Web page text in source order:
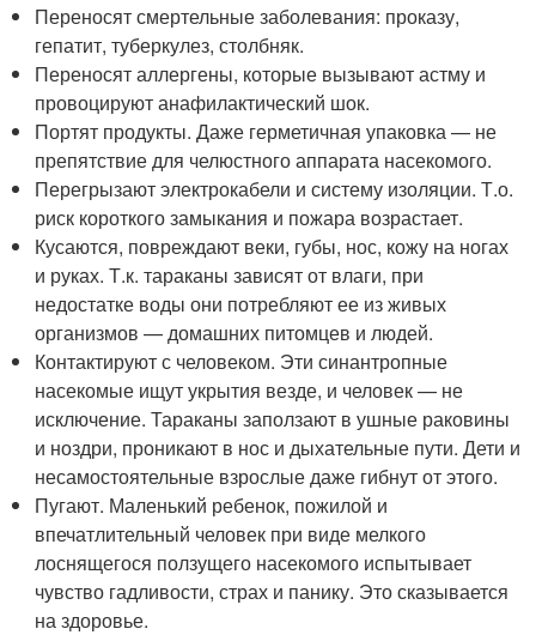
Переносят смертельные заболевания: проказу,
гепатит, туберкулез, столбняк.
Переносят аллергены, которые вызывают астму и
провоцируют анафилактический шок.
Портят продукты. Даже герметичная упаковка — не
препятствие для челюстного аппарата насекомого.
Перегрызают электрокабели и систему изоляции. Т.о.
риск короткого замыкания и пожара возрастает.
Кусаются, повреждают веки, губы, нос, кожу на ногах
и руках. Т.к. тараканы зависят от влаги, при
недостатке воды они потребляют ее из живых
организмов — домашних питомцев и людей.
Контактируют с человеком. Эти синантропные
насекомые ищут укрытия везде, и человек — не
исключение. Тараканы заползают в ушные раковины
и ноздри, проникают в нос и дыхательные пути. Дети и
несамостоятельные взрослые даже гибнут от этого.
Пугают. Маленький ребенок, пожилой и
впечатлительный человек при виде мелкого
лоснящегося ползущего насекомого испытывает
чувство гадливости, страх и панику. Это сказывается
на здоровье.